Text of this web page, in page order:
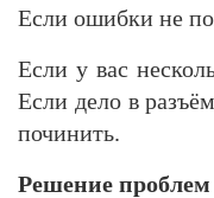
Если ошибки не
Если у вас
Если дело в
починить.
Решение проблем